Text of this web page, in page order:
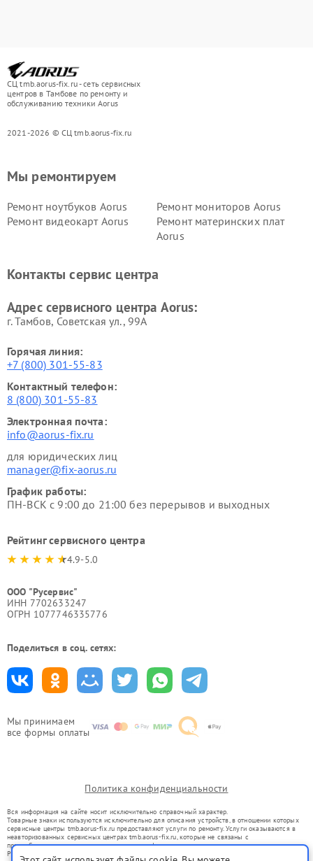
СЦ tmb.aorus-fix.ru - сеть сервисных
центров в Тамбове по ремонту и
обслуживанию техники Aorus
2021-2026 © СЦ tmb.aorus-fix.ru
Мы принимаем
все формы оплаты
Мы ремонтируем
Ремонт ноутбуков Aorus
Ремонт мониторов Aorus
Ремонт видеокарт Aorus
Ремонт материнских плат
Aorus
Контакты сервис центра
Адрес сервисного центра Aorus:
г. Тамбов, Советская ул., 99А
Горячая линия:
+7 (800) 301-55-83
Контактный телефон:
8 (800) 301-55-83
Электронная почта:
info@aorus-fix.ru
для юридических лиц
manager@fix-aorus.ru
График работы:
ПН-ВСК с 9:00 до 21:00 без перерывов и выходных
Рейтинг сервисного центра
4.9-5.0
ООО "Русервис"
ИНН 7702633247
ОГРН 1077746335776
Поделиться в соц. сетях:
Политика конфиденциальности
Вся информация на сайте носит исключительно справочный характер.
Товарные знаки используются исключительно для описания устройств, в отношении которых
сервисные центры tmb.aorus-fix.ru предоставляют услуги по ремонту. Услуги оказываются в
неавторизованных сервисных центрах tmb.aorus-fix.ru, которые не связаны с
правообладателями товарных знаков или их официальными представителями.
Ремонт осуществляется для устройств, уже введенных в гражданский оборот в соответствии